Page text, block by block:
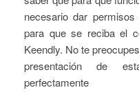
necesario dar
para que se reciba el
Keendly. No te
presentación de
perfectamente